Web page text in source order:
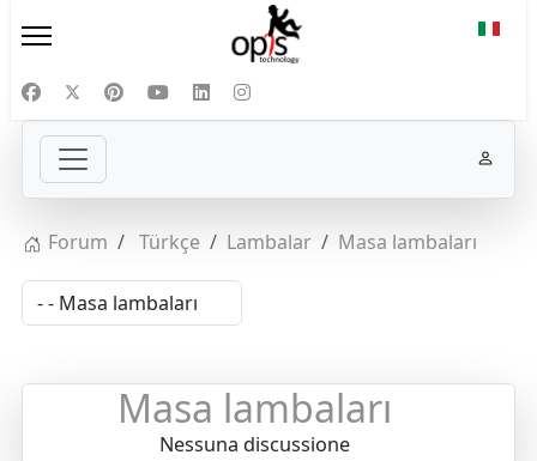
Forum Türkçe Lambalar Masa lambaları
Masa lambaları
Nessuna discussione